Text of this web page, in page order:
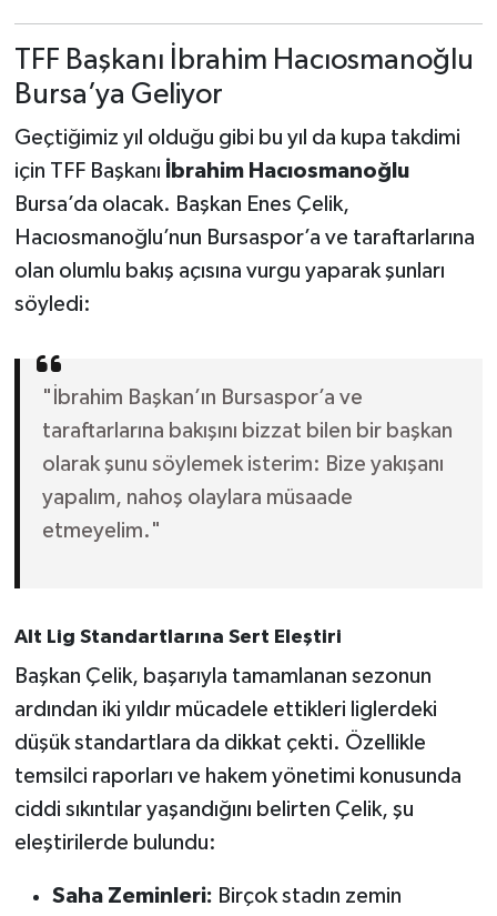
TFF Başkanı İbrahim Hacıosmanoğlu
Bursa’ya Geliyor
Geçtiğimiz yıl olduğu gibi bu yıl da kupa takdimi
için TFF Başkanı
İbrahim Hacıosmanoğlu
Bursa’da olacak. Başkan Enes Çelik,
Hacıosmanoğlu’nun Bursaspor’a ve taraftarlarına
olan olumlu bakış açısına vurgu yaparak şunları
söyledi:
"İbrahim Başkan’ın Bursaspor’a ve
taraftarlarına bakışını bizzat bilen bir başkan
olarak şunu söylemek isterim: Bize yakışanı
yapalım, nahoş olaylara müsaade
etmeyelim."
Alt Lig Standartlarına Sert Eleştiri
Başkan Çelik, başarıyla tamamlanan sezonun
ardından iki yıldır mücadele ettikleri liglerdeki
düşük standartlara da dikkat çekti. Özellikle
temsilci raporları ve hakem yönetimi konusunda
ciddi sıkıntılar yaşandığını belirten Çelik, şu
eleştirilerde bulundu:
Saha Zeminleri: Birçok stadın zemin